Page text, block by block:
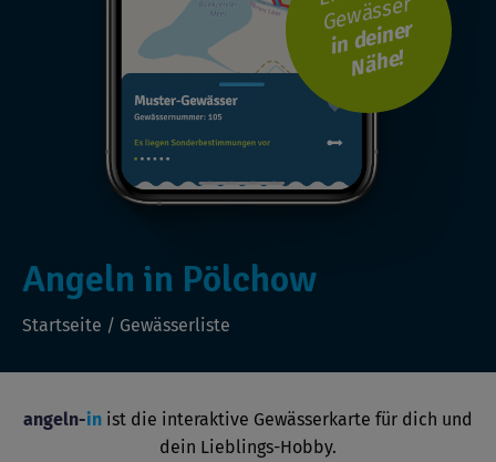
Angeln in Pölchow
Startseite / Gewässerliste
Gewässer
i
n
d
ei
n
er
N
ä
h
e!
angeln-in ist die interaktive Gewässerkarte für dich und
dein Lieblings-Hobby.